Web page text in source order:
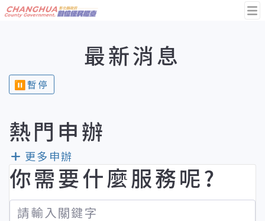
彰化縣政府｜數位便民櫃臺
最新消息
⏸︎暫停
你需要什麼服務呢?
熱門申辦
更多申辦